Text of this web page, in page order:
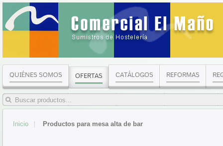
QUIÉNES SOMOS OFERTAS CATÁLOGOS REFORMAS
Inicio Productos para mesa alta de bar